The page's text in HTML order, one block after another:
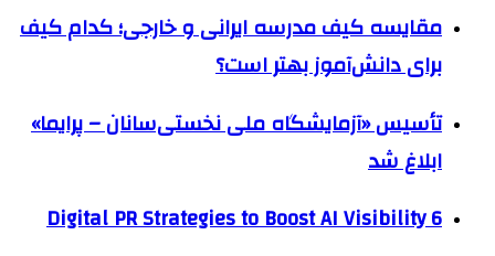
مقایسه کیف مدرسه ایرانی و خارجی؛ کدام کیف
برای دانش‌آموز بهتر است؟
تأسیس «آزمایشگاه ملی نخستی‌سانان – پرایما»
ابلاغ شد
6 Digital PR Strategies to Boost AI Visibility